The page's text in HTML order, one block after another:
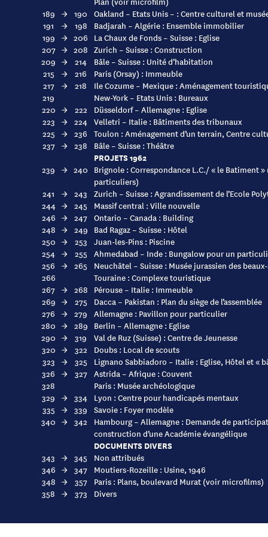
189 → 190 Oakland – Etats Unis – : Centre culturel et
191
→ 198
Badjarah – Algérie : Ensemble immobilier
199 → 206 La Chaux de Fonds – Suisse : Eglise
207 → 208 Zurich – Suisse : Construction
209 → 214
Bâle – Suisse : Unité d’habitation
215
→ 216
Paris (Orsay) : Immeuble
217
→ 218
Ile Cozume – Mexique : Aménagement
219
New-York – Etats Unis : Bureaux
220 → 222
Düsseldorf – Allemagne : Eglise
223 → 224 Velletri – Italie : Bâtiments des tribunaux
225 → 236 Toulon : Aménagement d’un terrain, Centre
237 → 238 Bâle – Suisse : Théâtre
PROJETS 1962
239 → 240 Brignole : Correspondance L.C./ « le Batiment
particuliers)
241
→ 243 Zurich – Suisse : Agrandissement de l’Ecole
244 → 245
Massif central : Ville nouvelle
246 → 247 Ontario – Canada : Building
248 → 249 Bad Ragaz – Suisse : Hôtel
250 → 253 Juan-les-Pins : Piscine
254 → 255 Ahmedabad – Inde : Bungalow pour un
256 → 265
Neuchâtel – Suisse : Musée jurassien des
266
Touraine : Complexe touristique
267 → 268 Pérouse – Italie : Immeuble
269 → 275
Dacca – Pakistan : Plan du siège de l’assemblée
276 → 279 Allemagne : Pavillon pour particulier
280 → 289 Berlin – Allemagne : Eglise
290 → 319
Val de Ruz (Suisse) : Centre de Jeunesse
320 → 322
Doubs : Local de scouts
323 → 325
Lignano Sabbiadoro – Italie : Eglise, Hôtel et «
326 → 327 Astrida – Afrique : Couvent
328
Paris : Musée archéologique
329 → 334 Lyon : Centre pour handicapés mentaux
335 → 339 Savoie : Foyer modèle
340 → 342 Hambourg – Allemagne : Demande de
construction d’une Académie évangélique
DOCUMENTS DIVERS
343 → 345
Non attribués
346 → 347 Moutiers-Rozeille : Usine, 1946
348 → 357
Paris : Plans, boulevard Murat (voir microfilms)
358 → 373 Divers